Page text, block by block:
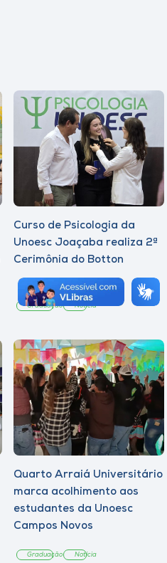
Curso de Psicologia da
Unoesc Joaçaba realiza 2ª
Cerimônia do Botton
Graduação Notícia
Quarto Arraiá Universitário
marca acolhimento aos
estudantes da Unoesc
Campos Novos
Graduação Notícia